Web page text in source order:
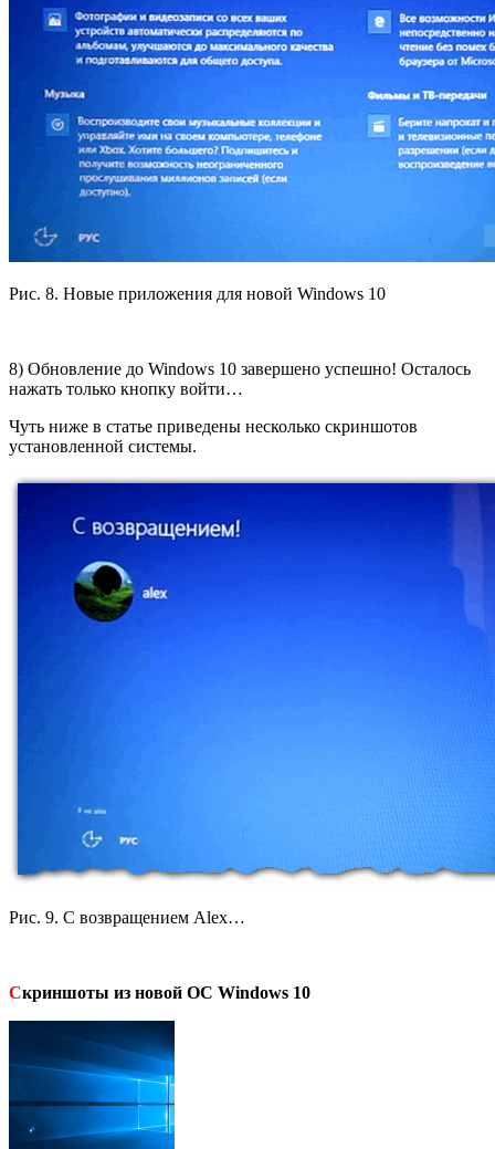
Рис. 8. Новые приложения для новой Windows 10
8) Обновление до Windows 10 завершено успешно! Осталось
нажать только кнопку войти…
Чуть ниже в статье приведены несколько скриншотов
установленной системы.
Рис. 9. С возвращением Alex…
Скриншоты из новой ОС Windows 10